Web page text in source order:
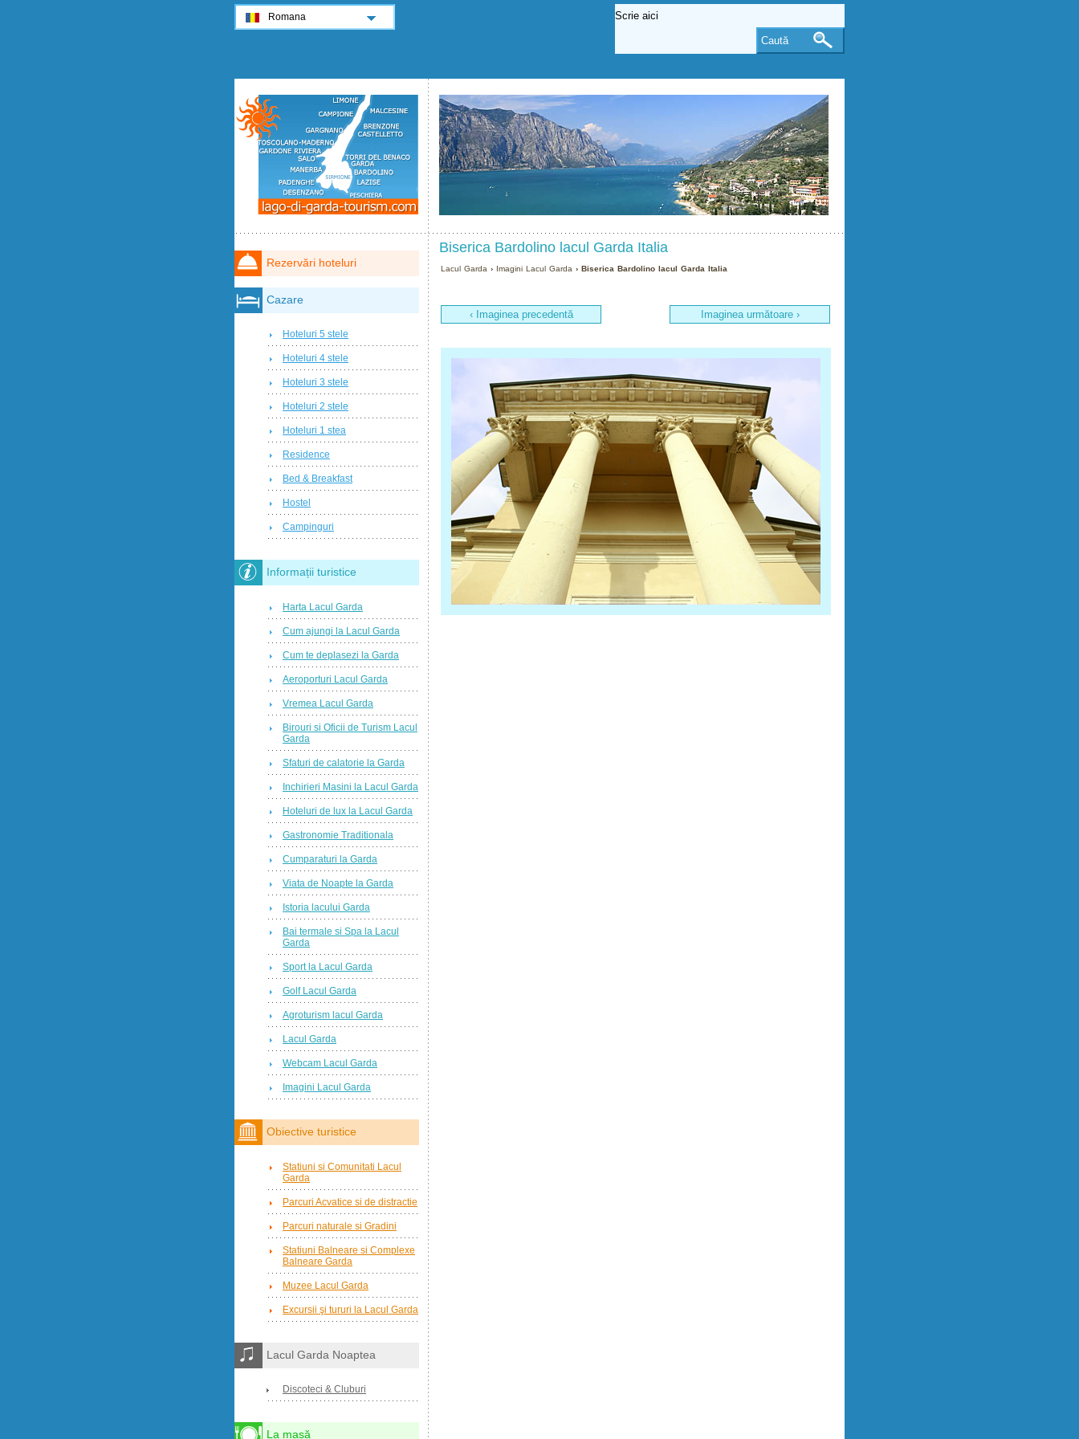
Biserica Bardolino lacul Garda Italia
Lacul Garda › Imagini Lacul Garda › Biserica Bardolino lacul Garda Italia
‹ Imaginea precedentă Imaginea următoare ›
Rezervări hoteluri
Cazare
Hoteluri 5 stele
Hoteluri 4 stele
Hoteluri 3 stele
Hoteluri 2 stele
Hoteluri 1 stea
Residence
Bed & Breakfast
Hostel
Campinguri
Informații turistice
Harta Lacul Garda
Cum ajungi la Lacul Garda
Cum te deplasezi la Garda
Aeroporturi Lacul Garda
Vremea Lacul Garda
Birouri si Oficii de Turism Lacul
Garda
Sfaturi de calatorie la Garda
Inchirieri Masini la Lacul Garda
Hoteluri de lux la Lacul Garda
Gastronomie Traditionala
Cumparaturi la Garda
Viata de Noapte la Garda
Istoria lacului Garda
Bai termale si Spa la Lacul
Garda
Sport la Lacul Garda
Golf Lacul Garda
Agroturism lacul Garda
Lacul Garda
Webcam Lacul Garda
Imagini Lacul Garda
Obiective turistice
Statiuni si Comunitati Lacul
Garda
Parcuri Acvatice si de distractie
Parcuri naturale si Gradini
Statiuni Balneare si Complexe
Balneare Garda
Muzee Lacul Garda
Excursii şi tururi la Lacul Garda
Lacul Garda Noaptea
Discoteci & Cluburi
La masă
Romana
Caută